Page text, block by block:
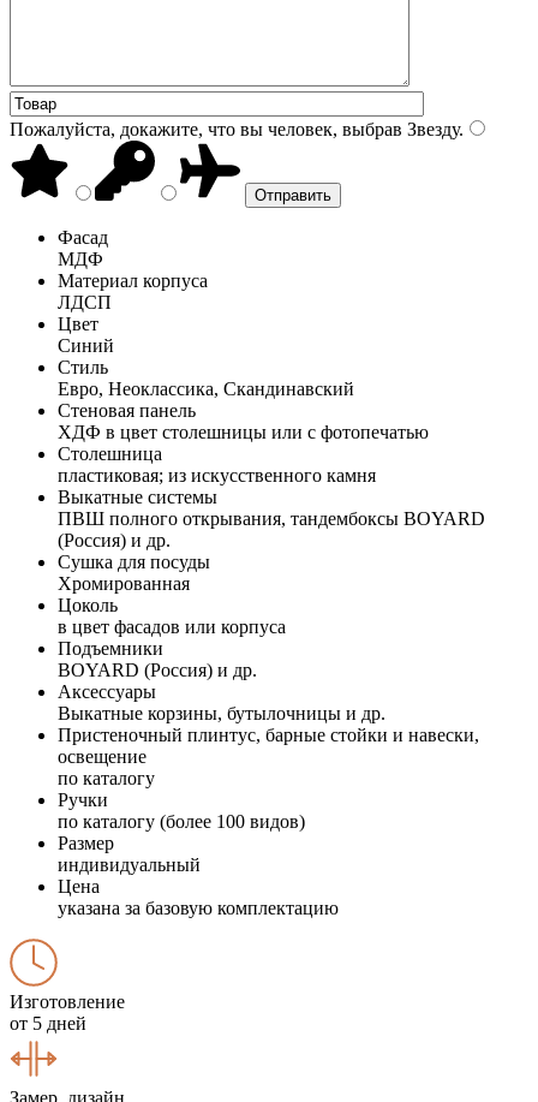
Пожалуйста, докажите, что вы человек, выбрав Звезду.
Фасад
МДФ
Материал корпуса
ЛДСП
Цвет
Синий
Стиль
Евро, Неоклассика, Скандинавский
Стеновая панель
ХДФ в цвет столешницы или с фотопечатью
Столешница
пластиковая; из искусственного камня
Выкатные системы
ПВШ полного открывания, тандембоксы BOYARD
(Россия) и др.
Сушка для посуды
Хромированная
Цоколь
в цвет фасадов или корпуса
Подъемники
BOYARD (Россия) и др.
Аксессуары
Выкатные корзины, бутылочницы и др.
Пристеночный плинтус, барные стойки и навески,
освещение
по каталогу
Ручки
по каталогу (более 100 видов)
Размер
индивидуальный
Цена
указана за базовую комплектацию
Изготовление
от 5 дней
Замер, дизайн